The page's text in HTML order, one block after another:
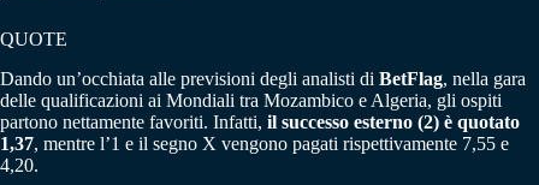
QUOTE
Dando un’occhiata alle previsioni degli analisti di BetFlag, nella gara
delle qualificazioni ai Mondiali tra Mozambico e Algeria, gli ospiti
partono nettamente favoriti. Infatti, il successo esterno (2) è quotato
1,37, mentre l’1 e il segno X vengono pagati rispettivamente 7,55 e
4,20.